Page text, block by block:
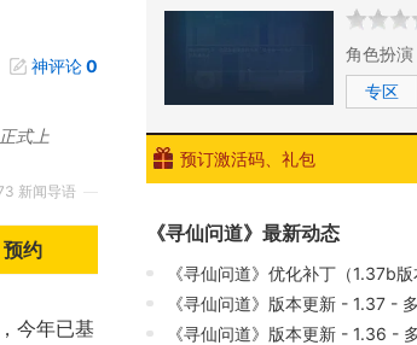
王权与自由 诛仙世界 新仙侠5
神评论0
新闻导语
式上
预约
今年已基
角色扮演
专区
预订激活码、礼包
《寻仙问道》最新动态
《寻仙问道》优化补丁（1.37b版
《寻仙问道》版本更新 - 1.37 - 多周目DLC
《寻仙问道》版本更新 - 1.36 - 多周目DLC